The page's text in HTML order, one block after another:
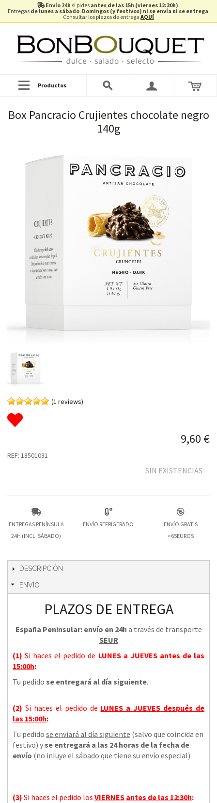
Envío 24h si pides antes de las 15h (viernes 12:30h).
Entregas de lunes a sábado. Domingos (y festivos) ni se envía ni se entrega.
Consultar los plazos de entrega AQUÍ
Productos
Box Pancracio Crujientes chocolate negro
140g
(1 reviews)
9,60 €
REF: 18501031
SIN EXISTENCIAS
ENTREGAS PENÍNSULA
24H (INCL. SÁBADO)
ENVÍO REFRIGERADO
ENVÍO GRATIS
>65EUROS
DESCRIPCIÓN
ENVÍO
PLAZOS DE ENTREGA
España Peninsular: envío en 24h a través de transporte
SEUR
(1)Si haces el pedido de LUNES a JUEVES antes de las
15:00h:
Tu pedido se entregará al día siguiente.
(2) Si haces el pedido de LUNES a JUEVES después de
las 15:00h:
Tu pedido se enviará al día siguiente (salvo que coincida en
festivo) yse entregará a las 24 horas de la fecha de
envío (no inluye el sábado que tiene su envío especial).
(3) Si haces el pedido los VIERNES antes de las 12:30h: